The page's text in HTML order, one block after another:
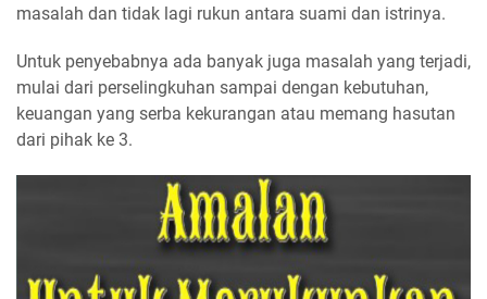
masalah dan tidak lagi rukun antara suami dan istrinya.
Untuk penyebabnya ada banyak juga masalah yang terjadi,
mulai dari perselingkuhan sampai dengan kebutuhan,
keuangan yang serba kekurangan atau memang hasutan
dari pihak ke 3.